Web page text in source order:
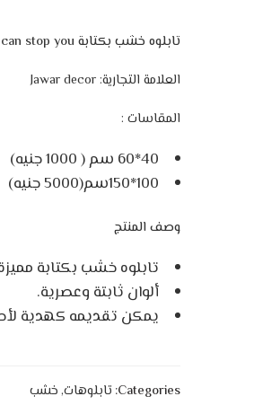
تابلوه خشب بكتابة Nothing can stop you
العلامة التجارية: Jawar decor
المقاسات :
40*60 سم ( 1000 جنيه)
100*150سم(5000 جنيه)
وصف المنتج
تابلوهخشب بكتابة
ألوان ثابتة وعصرية.
يمكن تقديمه كهدية
Categories: تابلوهات,خشب